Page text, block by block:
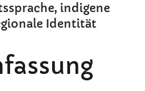
indigene
Identität